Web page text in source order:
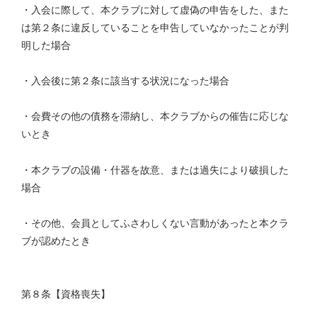
・入会に際して、本クラブに対して虚偽の申告をした、また
は第２条に違反していることを申告していなかったことが判
明した場合
・入会後に第２条に該当する状況になった場合
・会費その他の債務を滞納し、本クラブからの催告に応じな
いとき
・本クラブの設備・什器を故意、または過失により破損した
場合
・その他、会員としてふさわしくない言動があったと本クラ
ブが認めたとき
第８条【資格喪失】